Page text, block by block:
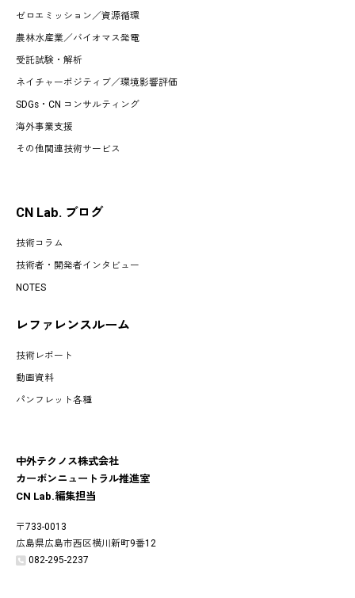
ゼロエミッション ／資源循環
農林水産業 ／バイオマス発電
受託試験・解析
ネイチャーポジティブ／環境影響評価
SDGs・CN コンサルティング
海外事業支援
その他関連技術サービス
CN Lab. ブログ
技術コラム
技術者・開発者インタビュー
NOTES
レファレンスルーム
技術レポート
動画資料
パンフレット各種
中外テクノス株式会社
カーボンニュートラル推進室
CN Lab.編集担当
〒733-0013
広島県広島市西区横川新町9番12
082-295-2237